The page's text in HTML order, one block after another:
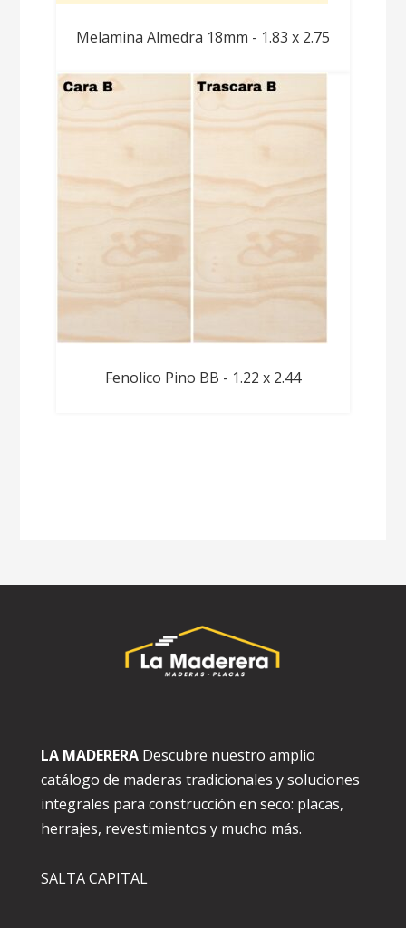
Melamina Almedra 18mm - 1.83 x 2.75
Fenolico Pino BB - 1.22 x 2.44
LA MADERERA Descubre nuestro amplio
catálogo de maderas tradicionales y soluciones
integrales para construcción en seco: placas,
herrajes, revestimientos y mucho más.
SALTA CAPITAL